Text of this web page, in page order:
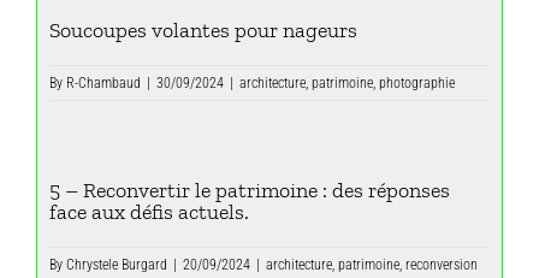
Soucoupes volantes pour nageurs
By R-Chambaud 30/09/2024 architecture, patrimoine, photographie
5 – Reconvertir le patrimoine : des réponses
face aux défis actuels.
By Chrystele Burgard 20/09/2024 architecture, patrimoine, reconversion